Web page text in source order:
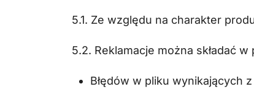
5.1. Ze względu na charakter
5.2. Reklamacje można składać w
Błędów w pliku wynikających